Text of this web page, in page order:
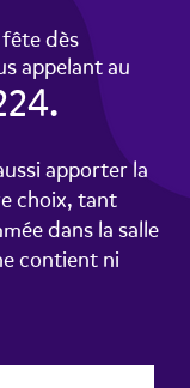
dès
appelant au
.
apporter la
choix, tant
dans la salle
contient ni